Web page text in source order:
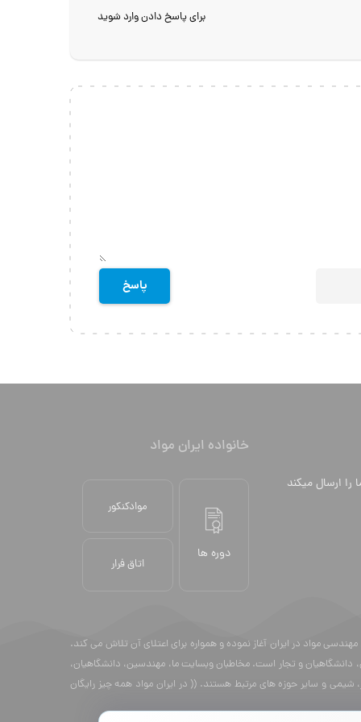
برای پاسخ دادن وارد شوید
را ارسال میکند
خانواده ایران مواد
دوره ها
موادکنکور
اتاق فرار
فعالیت خود را با هدف توسعه فن و دانش مهندسی مواد در ایران آغاز نموده و همواره برای اعتلای آن تلاش می کند.
دانشگاهیان و تجار است. مخاطبان وبسایت ما، مهندسین، دانشگاهیان،
و سایر حوزه های مرتبط هستند. (( در ایران مواد همه چیز رایگان